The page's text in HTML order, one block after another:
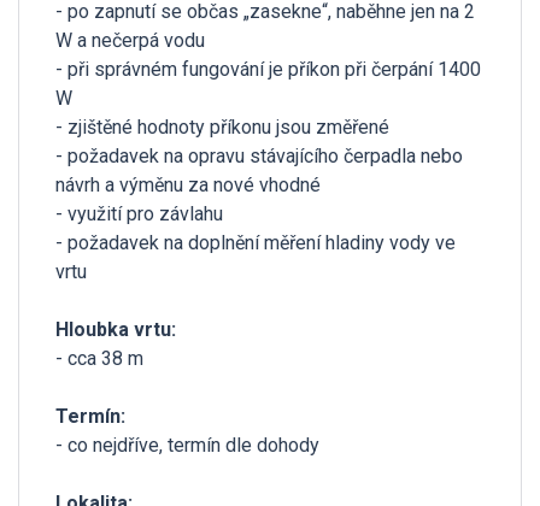
- po zapnutí se občas „zasekne“, naběhne jen na 2
W a nečerpá vodu
- při správném fungování je příkon při čerpání 1400
W
- zjištěné hodnoty příkonu jsou změřené
- požadavek na opravu stávajícího čerpadla nebo
návrh a výměnu za nové vhodné
- využití pro závlahu
- požadavek na doplnění měření hladiny vody ve
vrtu
Hloubka vrtu:
- cca 38 m
Termín:
- co nejdříve, termín dle dohody